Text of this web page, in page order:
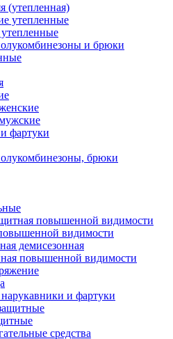
(утепленная)
утепленные
и брюки
фартуки
брюки
повышенной видимости
видимости
демисезонная
повышенной видимости
и фартуки
средства